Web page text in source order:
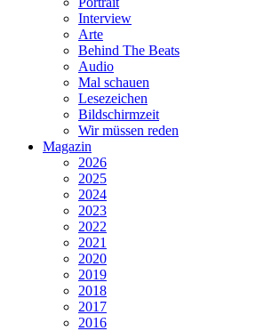
Interview
Arte
Behind The Beats
Audio
Mal schauen
Lesezeichen
Bildschirmzeit
Wir müssen reden
Magazin
2026
2025
2024
2023
2022
2021
2020
2019
2018
2017
2016